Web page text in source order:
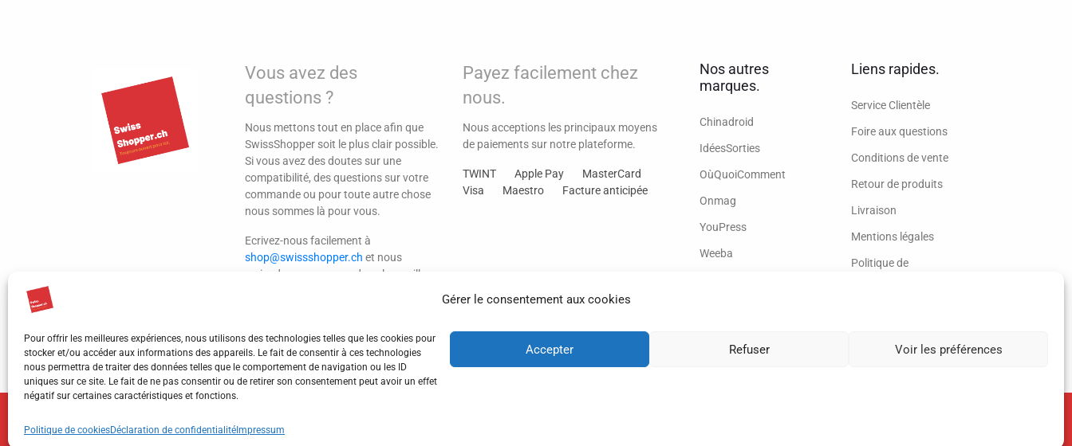
Gérer le consentement aux cookies
Pour offrir les meilleures expériences, nous utilisons des technologies telles que les cookies pour
stocker et/ou accéder aux informations des appareils. Le fait de consentir à ces technologies
nous permettra de traiter des données telles que le comportement de navigation ou les ID
uniques sur ce site. Le fait de ne pas consentir ou de retirer son consentement peut avoir un effet
négatif sur certaines caractéristiques et fonctions.
Accepter Refuser Voir les préférences
Politique de cookiesDéclaration de confidentialité Impressum
Vous avez des
questions ?
Nous mettons tout en place afin que
SwissShopper soit le plus clair possible.
Si vous avez des doutes sur une
compatibilité, des questions sur votre
commande ou pour toute autre chose
nous sommes là pour vous.
Ecrivez-nous facilement à
shop@swissshopper.ch et nous
reviendrons vers vous dans les meilleurs
Payez facilement chez
nous.
Nous acceptions les principaux moyens
de paiements sur notre plateforme.
TWINT Apple Pay
MasterCard
Visa
Maestro Facture anticipée
Nos autres
marques.
Chinadroid
IdéesSorties
OùQuoiComment
Onmag
YouPress
Weeba
Liens rapides.
Service Clientèle
Foire aux questions
Conditions de vente
Retour de produits
Livraison
Mentions légales
Politique de
© 2020 SwissShopper - Une marque du SpecEtoile.